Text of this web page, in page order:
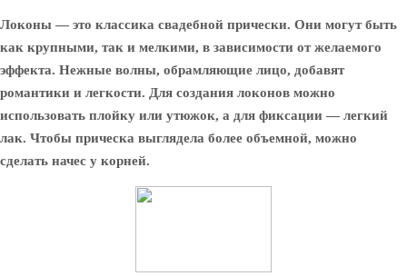
Локоны — это классика свадебной прически. Они могут быть
как крупными, так и мелкими, в зависимости от желаемого
эффекта. Нежные волны, обрамляющие лицо, добавят
романтики и легкости. Для создания локонов можно
использовать плойку или утюжок, а для фиксации — легкий
лак. Чтобы прическа выглядела более объемной, можно
сделать начес у корней.